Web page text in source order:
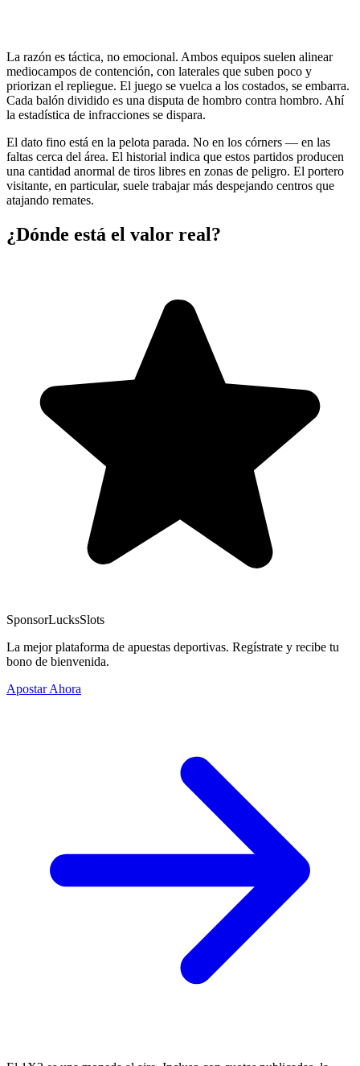
La razón es táctica, no emocional. Ambos equipos suelen alinear
mediocampos de contención, con laterales que suben poco y
priorizan el repliegue. El juego se vuelca a los costados, se embarra.
Cada balón dividido es una disputa de hombro contra hombro. Ahí
la estadística de infracciones se dispara.
El dato fino está en la pelota parada. No en los córners — en las
faltas cerca del área. El historial indica que estos partidos producen
una cantidad anormal de tiros libres en zonas de peligro. El portero
visitante, en particular, suele trabajar más despejando centros que
atajando remates.
¿Dónde está el valor real?
SponsorLucksSlots
La mejor plataforma de apuestas deportivas. Regístrate y recibe tu
bono de bienvenida.
Apostar Ahora